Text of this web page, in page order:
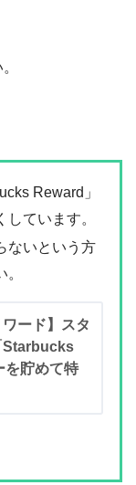
Reward」
ています。
ないという方
ワード】スタ
Starbucks
を貯めて特